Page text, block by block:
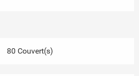
80 Couvert(s)